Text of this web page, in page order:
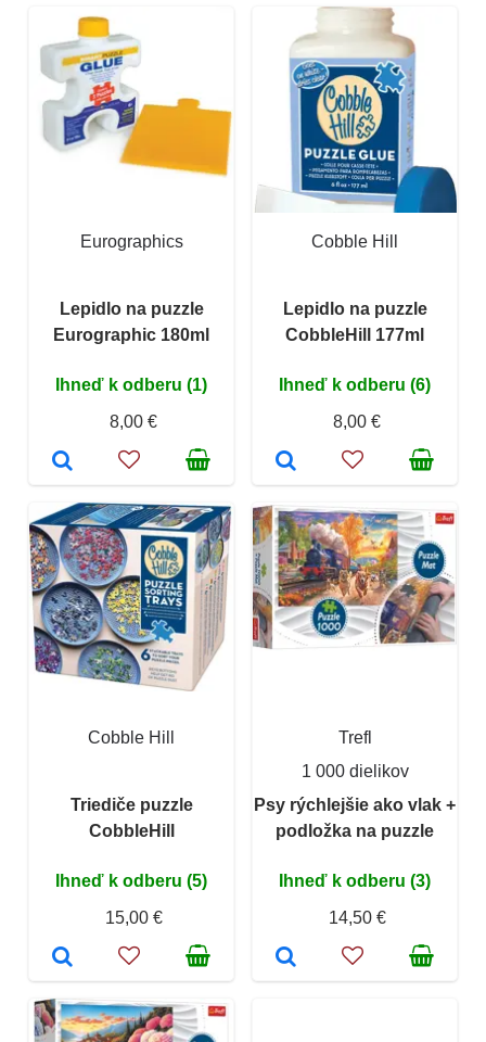
Eurographics
Lepidlo na puzzle
Eurographic 180ml
Ihneď k odberu (1)
8,00 €
Cobble Hill
Lepidlo na puzzle
CobbleHill 177ml
Ihneď k odberu (6)
8,00 €
Cobble Hill
Triediče puzzle
CobbleHill
Ihneď k odberu (5)
15,00 €
Trefl
1 000 dielikov
Psy rýchlejšie ako vlak +
podložka na puzzle
Ihneď k odberu (3)
14,50 €